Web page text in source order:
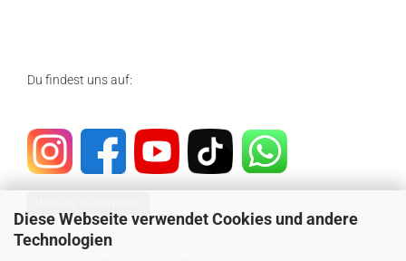
Diese Webseite verwendet Cookies und andere
Technologien
Du findest uns auf: